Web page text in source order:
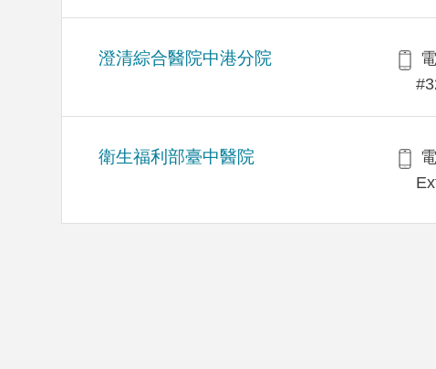
澄清綜合醫院中港分院
衛生福利部臺中醫院